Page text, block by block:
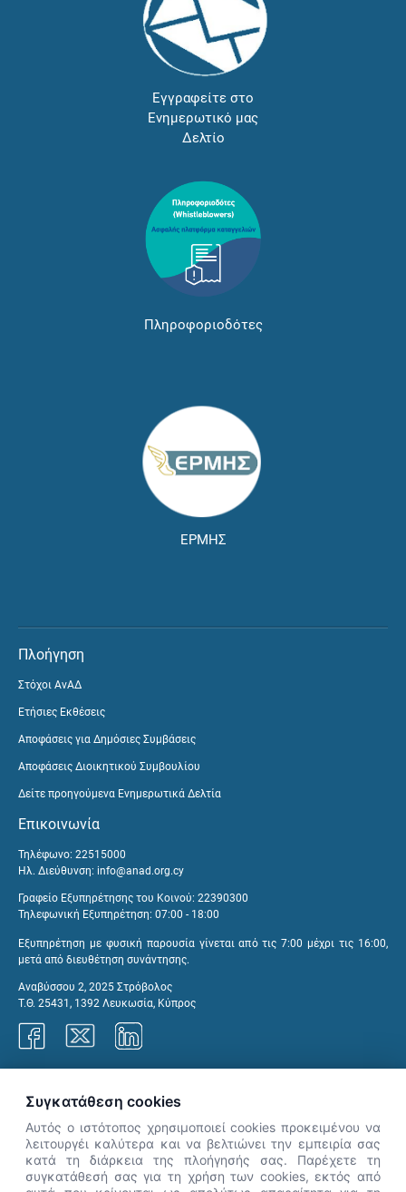
Εγγραφείτε στο
Ενημερωτικό μας
Δελτίο
Πληροφοριοδότες
ΕΡΜΗΣ
Πλοήγηση
Στόχοι ΑνΑΔ
Ετήσιες Εκθέσεις
Αποφάσεις για Δημόσιες Συμβάσεις
Αποφάσεις Διοικητικού Συμβουλίου
Δείτε προηγούμενα Ενημερωτικά Δελτία
Επικοινωνία
Τηλέφωνο: 22515000
Ηλ. Διεύθυνση: info@anad.org.cy
Γραφείο Εξυπηρέτησης του Κοινού: 22390300
Τηλεφωνική Εξυπηρέτηση: 07:00 - 18:00
Εξυπηρέτηση με φυσική παρουσία γίνεται από τις 7:00 μέχρι τις 16:00,
μετά από διευθέτηση συνάντησης.
Αναβύσσου 2, 2025 Στρόβολος
Τ.Θ. 25431, 1392 Λευκωσία, Κύπρος
👋 Καλώς ήρθες! Είμαι η Νόησις.
Συγκατάθεση cookies
Αυτός ο ιστότοπος χρησιμοποιεί cookies προκειμένου να
λειτουργέι καλύτερα και να βελτιώνει την εμπειρία σας
κατά τη διάρκεια της πλοήγησής σας. Παρέχετε τη
συγκατάθεσή σας για τη χρήση των cookies, εκτός από